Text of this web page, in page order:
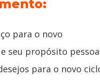
para o novo
seu propósito
para o novo